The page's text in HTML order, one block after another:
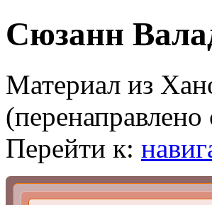
Сюзанн
Материал из
(перенаправлено
Перейти к: